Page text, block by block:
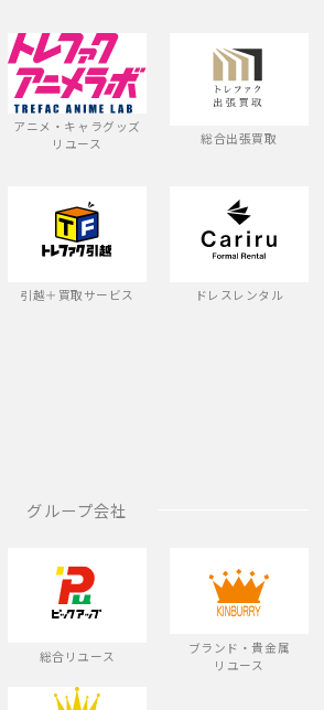
アニメ・キャラグッズ
リユース
総合出張買取
引越＋買取サービス ドレスレンタル
グループ会社
総合リユース
ブランド・貴金属
リユース